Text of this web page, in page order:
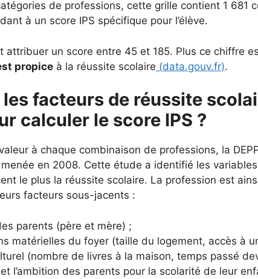
de professions, cette grille contient 1 681
à un score IPS spécifique pour l’élève.
attribuer un score entre 45 et 185. Plus ce chiffre
propice à la réussite scolaire (data.gouv.fr).
facteurs de réussite
calculer le score IPS ?
à chaque combinaison de professions, la
en 2008. Cette étude a identifié les
le plus la réussite scolaire. La profession est
facteurs sous-jacents :
parents (père et mère) ;
matérielles du foyer (taille du logement, accès à
(nombre de livres à la maison, temps passé
et l’ambition des parents pour la scolarité de leur